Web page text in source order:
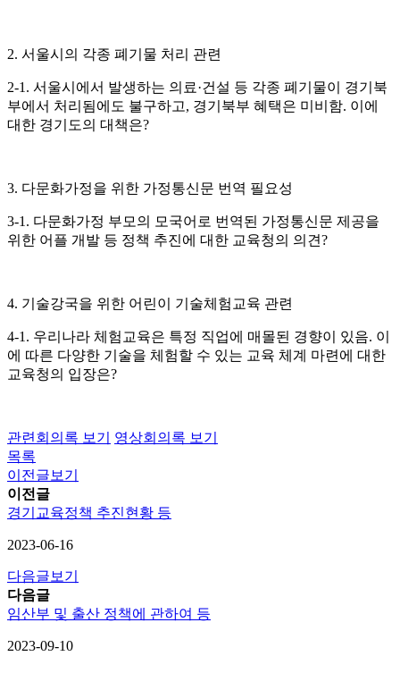
2. 서울시의 각종 폐기물 처리 관련
2-1. 서울시에서 발생하는 의료·건설 등 각종 폐기물이 경기북
부에서 처리됨에도 불구하고, 경기북부 혜택은 미비함. 이에
대한 경기도의 대책은?
3. 다문화가정을 위한 가정통신문 번역 필요성
3-1. 다문화가정 부모의 모국어로 번역된 가정통신문 제공을
위한 어플 개발 등 정책 추진에 대한 교육청의 의견?
4. 기술강국을 위한 어린이 기술체험교육 관련
4-1. 우리나라 체험교육은 특정 직업에 매몰된 경향이 있음. 이
에 따른 다양한 기술을 체험할 수 있는 교육 체계 마련에 대한
교육청의 입장은?
관련회의록 보기
영상회의록 보기
목록
이전글보기
이전글
경기교육정책 추진현황 등
2023-06-16
다음글보기
다음글
임산부 및 출산 정책에 관하여 등
2023-09-10